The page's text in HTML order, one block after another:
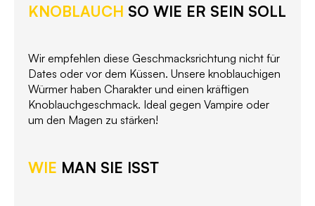
KNOBLAUCH SO WIE ER SEIN SOLL
Wir empfehlen diese Geschmacksrichtung nicht für
Dates oder vor dem Küssen. Unsere knoblauchigen
Würmer haben Charakter und einen kräftigen
Knoblauchgeschmack. Ideal gegen Vampire oder
um den Magen zu stärken!
WIE MAN SIE ISST